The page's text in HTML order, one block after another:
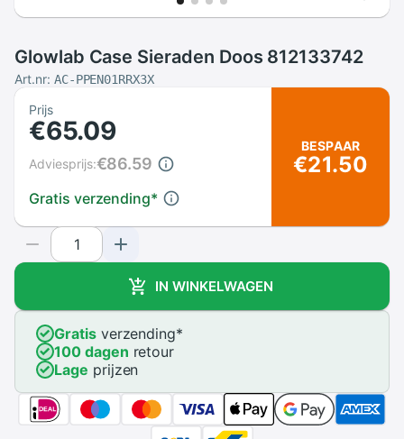
Glowlab Case Sieraden Doos 812133742
Art.nr: AC-PPEN01RRX3X
Prijs
€65.09
Gratis verzending*
Adviesprijs:€86.59
BESPAAR
€21.50
IN WINKELWAGEN
Gratisverzending*
100 dagen retour
Lage prijzen